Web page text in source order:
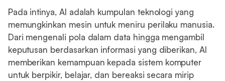
Pada intinya, AI adalah kumpulan teknologi yang
memungkinkan mesin untuk meniru perilaku manusia.
Dari mengenali pola dalam data hingga mengambil
keputusan berdasarkan informasi yang diberikan, AI
memberikan kemampuan kepada sistem komputer
untuk berpikir, belajar, dan bereaksi secara mirip